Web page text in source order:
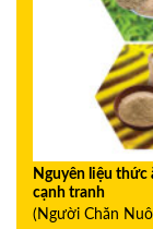
Nguyên liệu thức
cạnh tranh
(Người Chăn